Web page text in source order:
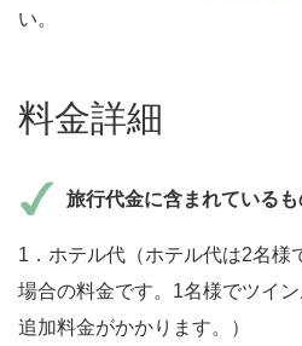
い。
料金詳細
旅行代金に含まれているも
1．ホテル代（ホテル代は2名様
場合の料金です。1名様でツイ
追加料金がかかります。）